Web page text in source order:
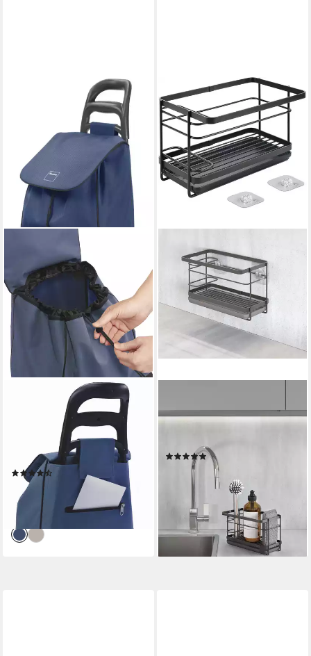
Einkaufstrolley Krokus, 50 l,
große, isolierende
Fronttasche für empfindliche
Lebensmittel
37,83 € 44,99 €
-16%
lieferbar - in 4-5 Werktagen bei dir
Zubehöraufbewahrungsständer
Tokyo Lava U-Fix,
(2)
21,95 € UVP
lieferbar - in 3-4 Werktagen bei dir